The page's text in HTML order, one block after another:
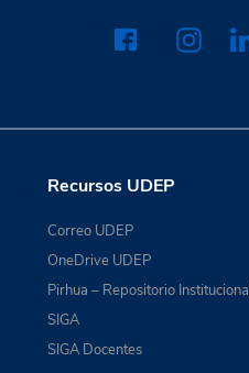
Recursos UDEP
Correo UDEP
OneDrive UDEP
Pirhua – Repositorio
SIGA
SIGA Docentes